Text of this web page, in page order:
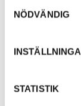
NÖDVÄNDIG
STATISTIK
2026
BEHAVE
join the KTM
Från 69 900 kr